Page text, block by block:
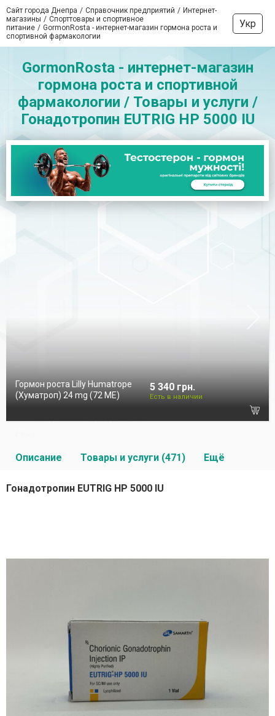
Сайт города Днепра Справочник предприятий
Интернет-
магазины
Спорттовары и спортивное
питание
GormonRosta - интернет-магазин гормона роста и
спортивной фармакологии
Укр
GormonRosta - интернет-магазин
гормона роста и спортивной
фармакологии / Товары и услуги /
Гонадотропин EUTRIG HP 5000 IU
Гормон роста Lilly Humatrope
(Хуматроп) 24 mg (72 МЕ)
5 340 грн.
Есть в наличии
Описание Товары и услуги (471) Ещё
Гонадотропин EUTRIG HP 5000 IU